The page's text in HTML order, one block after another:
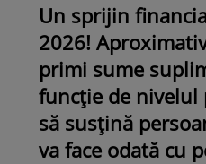
Un sprijin
2026!
primi sume
funcție de nivelul
să susțină
va face odată cu